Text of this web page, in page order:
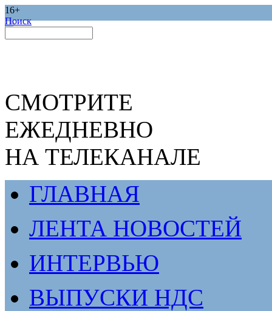
16+
Поиск
СМОТРИТЕ
ЕЖЕДНЕВНО
НА ТЕЛЕКАНАЛЕ
ГЛАВНАЯ
ЛЕНТА НОВОСТЕЙ
ИНТЕРВЬЮ
ВЫПУСКИ НДС